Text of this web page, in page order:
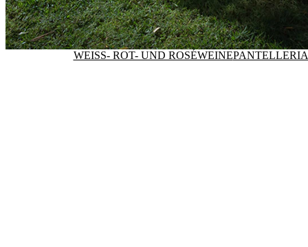
WEISS- ROT- UND ROSÉWEINE